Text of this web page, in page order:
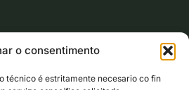
o consentimento
técnico é estritamente necesario co fin